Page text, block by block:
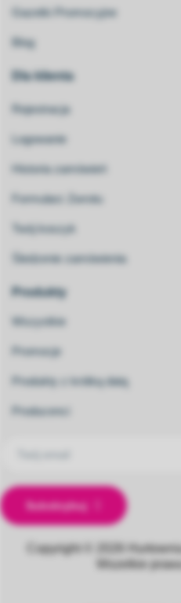
Gazetki Promocyjne
Blog
Dla klienta
Rejestracja
Logowanie
Historia zamówień
Formularz Zwrotu
Twój koszyk
Śledzenie zamówienia
Produkty
Wszystkie
Promocje
Produkty z krótką datą
Producenci
Subskrybuj
Copyright © 2026
Wszelkie